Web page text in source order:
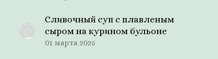
Сливочный суп с плавленым
сыром на курином бульоне
01 марта 2025